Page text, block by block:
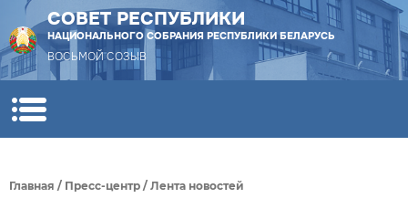
СОВЕТ РЕСПУБЛИКИ
НАЦИОНАЛЬНОГО СОБРАНИЯ РЕСПУБЛИКИ БЕЛАРУСЬ
ВОСЬМОЙ СОЗЫВ
Главная / Пресс-центр / Лента новостей